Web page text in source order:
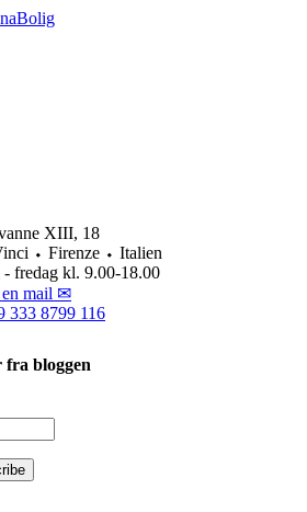
fra bloggen
XIII, 18
⬩ Firenze ⬩ Italien
- fredag kl. 9.00-18.00
en mail ✉
333 8799 116